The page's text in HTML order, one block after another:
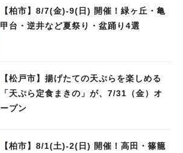
【柏市】8/7(金)‐9(日) 開催！緑ヶ丘・亀
甲台・逆井など夏祭り・盆踊り4選
【松戸市】揚げたての天ぷらを楽しめる
「天ぷら定食まきの」が、7/31（金）オ
ープン
【柏市】8/1(土)‐2(日) 開催！高田・篠籠